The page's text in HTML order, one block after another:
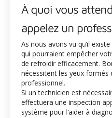
À quoi vous
appelez un
As nous avons vu qu’il
qui pourraient empêcher
de refroidir efficacement.
nécessitent les yeux formés
professionnel.
Si un technicien est
effectuera une inspection
système pour l’aider à